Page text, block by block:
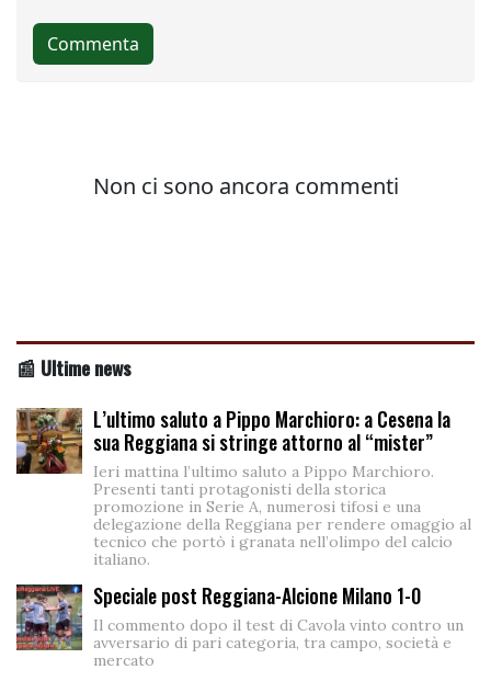
📰 Ultime news
L’ultimo saluto a Pippo Marchioro: a Cesena la
sua Reggiana si stringe attorno al “mister”
Ieri mattina l’ultimo saluto a Pippo Marchioro.
Presenti tanti protagonisti della storica
promozione in Serie A, numerosi tifosi e una
delegazione della Reggiana per rendere omaggio al
tecnico che portò i granata nell’olimpo del calcio
italiano.
Speciale post Reggiana-Alcione Milano 1-0
Il commento dopo il test di Cavola vinto contro un
avversario di pari categoria, tra campo, società e
mercato